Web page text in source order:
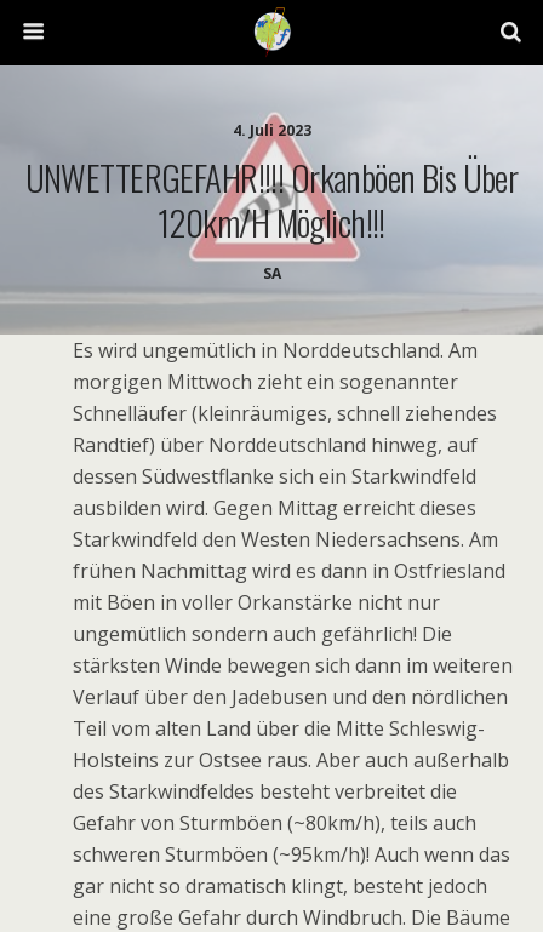
4. Juli 2023
UNWETTERGEFAHR!!!! Orkanböen Bis Über
120km/h Möglich!!!
SA
Es wird ungemütlich in Norddeutschland. Am
morgigen Mittwoch zieht ein sogenannter
Schnelläufer (kleinräumiges, schnell ziehendes
Randtief) über Norddeutschland hinweg, auf
dessen Südwestflanke sich ein Starkwindfeld
ausbilden wird. Gegen Mittag erreicht dieses
Starkwindfeld den Westen Niedersachsens. Am
frühen Nachmittag wird es dann in Ostfriesland
mit Böen in voller Orkanstärke nicht nur
ungemütlich sondern auch gefährlich! Die
stärksten Winde bewegen sich dann im weiteren
Verlauf über den Jadebusen und den nördlichen
Teil vom alten Land über die Mitte Schleswig-
Holsteins zur Ostsee raus. Aber auch außerhalb
des Starkwindfeldes besteht verbreitet die
Gefahr von Sturmböen (~80km/h), teils auch
schweren Sturmböen (~95km/h)! Auch wenn das
gar nicht so dramatisch klingt, besteht jedoch
eine große Gefahr durch Windbruch. Die Bäume